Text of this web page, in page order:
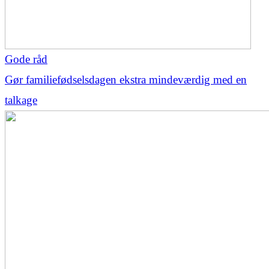
Gode råd
Gør familiefødselsdagen ekstra mindeværdig med en
talkage